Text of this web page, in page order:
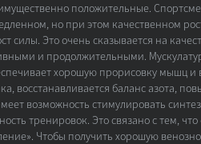
положительные.
но при этом качественном
силы. Это очень сказывается на
и продолжительными.
хорошую прорисовку мышц и
восстанавливается баланс азота,
возможность стимулировать
тренировок. Это связано с тем,
Чтобы получить хорошую